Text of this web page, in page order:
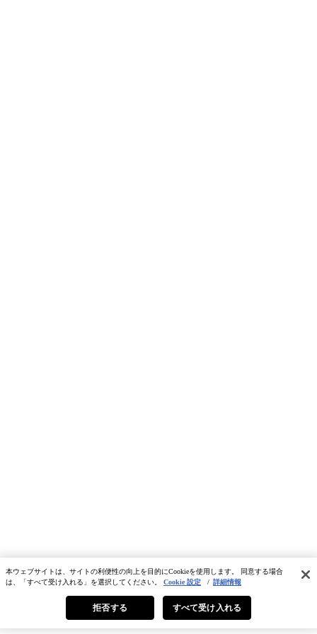
本ウェブサイトは、サイトの利便性の向上を目的にCookieを使用します。 同意する場合
は、「すべて受け入れる」を選択してください。 Cookie 設定 / 詳細情報
拒否する すべて受け入れる